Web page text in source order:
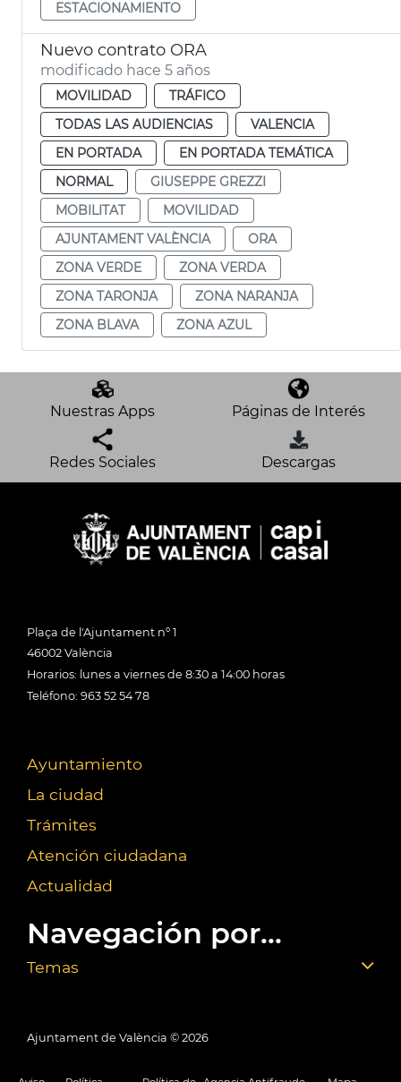
ESTACIONAMIENTO
Nuevo contrato ORA
modificado hace 5 años
MOVILIDAD
TRÁFICO
TODAS LAS AUDIENCIAS
VALENCIA
EN PORTADA
EN PORTADA TEMÁTICA
NORMAL
GIUSEPPE GREZZI
MOBILITAT
MOVILIDAD
AJUNTAMENT VALÈNCIA
ORA
ZONA VERDE
ZONA VERDA
ZONA TARONJA
ZONA NARANJA
ZONA BLAVA
ZONA AZUL
Nuestras Apps Páginas de Interés
Redes Sociales Descargas
Plaça de l'Ajuntament nº 1
46002 València
Horarios: lunes a viernes de 8:30 a 14:00 horas
Teléfono: 963 52 54 78
Ayuntamiento
La ciudad
Trámites
Atención ciudadana
Actualidad
Navegación por...
Temas
Ajuntament de València © 2026